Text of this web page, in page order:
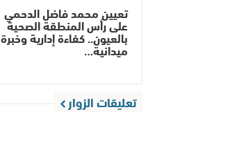
تعيين محمد فاضل الدحمي
على رأس المنطقة الصحية
بالعيون.. كفاءة إدارية وخبرة
ميدانية…
تعليقات الزوار